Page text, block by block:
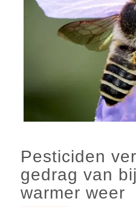
Pesticiden
gedrag van
warmer weer